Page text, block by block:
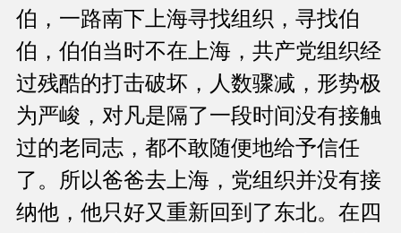
伯，一路南下上海寻找组织，寻找伯
伯，伯伯当时不在上海，共产党组织经
过残酷的打击破坏，人数骤减，形势极
为严峻，对凡是隔了一段时间没有接触
过的老同志，都不敢随便地给予信任
了。所以爸爸去上海，党组织并没有接
纳他，他只好又重新回到了东北。在四